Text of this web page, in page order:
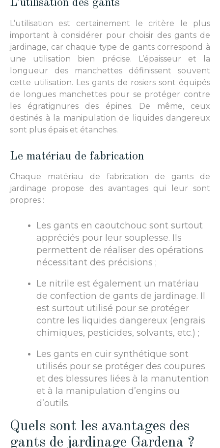
L’utilisation des gants
L’utilisation est certainement le critère le plus
important à considérer pour choisir des gants de
jardinage, car chaque type de gants correspond à
une utilisation bien précise. L’épaisseur et la
longueur des manchettes définissent souvent
cette utilisation. Les gants de rosiers sont équipés
de longues manchettes pour se protéger contre
les égratignures des épines. De même, ceux
destinés à la manipulation de liquides dangereux
sont plus épais et étanches.
Le matériau de fabrication
Chaque matériau de fabrication de gants de
jardinage propose des avantages qui leur sont
propres :
Les gants en caoutchouc sont surtout
appréciés pour leur souplesse. Ils
permettent de réaliser des opérations
nécessitant des précisions ;
Le nitrile est également un matériau
de confection de gants de jardinage. Il
est surtout utilisé pour se protéger
contre les liquides dangereux (engrais
chimiques, pesticides, solvants, etc.) ;
Les gants en cuir synthétique sont
utilisés pour se protéger des coupures
et des blessures liées à la manutention
et à la manipulation d’engins ou
d’outils.
Quels sont les avantages des
gants de jardinage Gardena ?